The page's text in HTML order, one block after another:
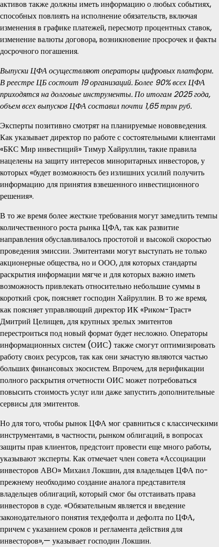
активов также должны иметь информацию о любых событиях,
способных повлиять на исполнение обязательств, включая
изменения в графике платежей, пересмотр процентных ставок,
изменение валюты договора, возникновение просрочек и факты
досрочного погашения.
Выпуски ЦФА осуществляют операторы цифровых платформ.
В реестре ЦБ состоит 19 организаций. Более 90% всех ЦФА
приходятся на долговые инструменты. По итогам 2025 года,
объем всех выпусков ЦФА составил почти 1,65 трлн руб.
Эксперты позитивно смотрят на планируемые нововведения.
Как указывает директор по работе с состоятельными клиентами
«БКС Мир инвестиций» Тимур Хайруллин, такие правила
нацелены на защиту интересов миноритарных инвесторов, у
которых «будет возможность без излишних усилий получить
информацию для принятия взвешенного инвестиционного
решения».
В то же время более жесткие требования могут замедлить темпы
количественного роста рынка ЦФА, так как развитие
направления обуславливалось простотой и высокой скоростью
проведения эмиссии. Эмитентами могут выступать не только
акционерные общества, но и ООО, для которых стандарты
раскрытия информации мягче и для которых важно иметь
возможность привлекать относительно небольшие суммы в
короткий срок, поясняет господин Хайруллин. В то же время,
как поясняет управляющий директор ИК «Риком-Траст»
Дмитрий Целищев, для крупных зрелых эмитентов
перестроиться под новый формат будет несложно. Операторы
информационных систем (ОИС) также смогут оптимизировать
работу своих ресурсов, так как они зачастую являются частью
больших финансовых экосистем. Впрочем, для верификации
полного раскрытия отчетности ОИС может потребоваться
повысить стоимость услуг или даже запустить дополнительные
сервисы для эмитентов.
Но для того, чтобы рынок ЦФА мог сравниться с классическими
инструментами, в частности, рынком облигаций, в вопросах
защиты прав клиентов, предстоит провести еще много работы,
указывают эксперты. Как отмечает член совета «Ассоциации
инвесторов АВО» Михаил Локшин, для владельцев ЦФА по-
прежнему необходимо создание аналога представителя
владельцев облигаций, который смог бы отстаивать права
инвесторов в суде. «Обязательным является и введение
законодательного понятия техдефолта и дефолта по ЦФА,
причем с указанием сроков и регламента действия для
инвесторов»,— указывает господин Локшин.